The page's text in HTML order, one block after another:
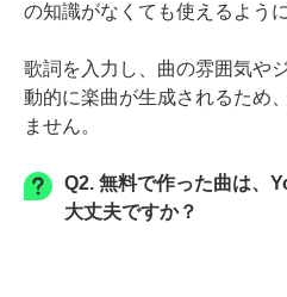
の知識がなくても使えるよう
歌詞を入力し、曲の雰囲気や
動的に楽曲が生成されるため
ません。
Q2. 無料で作った曲は、
大丈夫ですか？